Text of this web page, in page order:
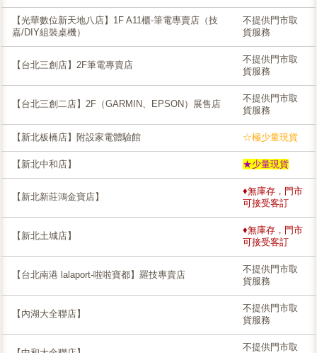
【光華數位新天地八店】1F A11櫃-筆電專賣店（技
嘉/DIY組裝桌機）
不提供門市取
貨服務
【台北三創店】2F筆電專賣店
不提供門市取
貨服務
【台北三創二店】2F（GARMIN、EPSON）展售店
不提供門市取
貨服務
【新北板橋店】附設家電體驗館 ☆極少量現貨
【新北中和店】 ★少量現貨
【新北新莊鴻金寶店】
♦無庫存，門市
可接受客訂
【新北土城店】
♦無庫存，門市
可接受客訂
【台北南港 lalaport-啦啦寶都】羅技專賣店
不提供門市取
貨服務
【內湖大全聯店】
不提供門市取
貨服務
不提供門市取